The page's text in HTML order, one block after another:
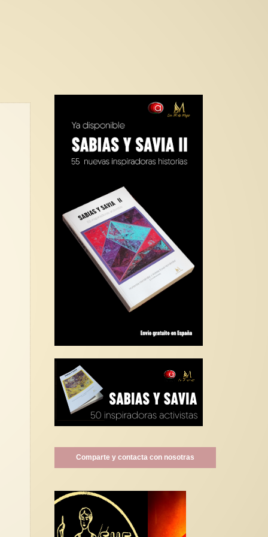
Comparte y contacta con nosotras